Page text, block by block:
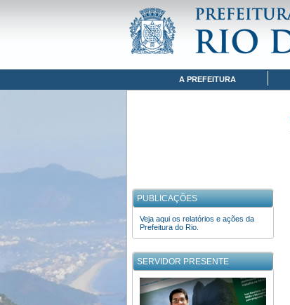
www.rio.rj.gov.br
MAPA DO SITE
A PREFEITURA
PUBLICAÇÕES
Veja aqui os relatórios e ações da
Prefeitura do Rio.
SERVIDOR PRESENTE